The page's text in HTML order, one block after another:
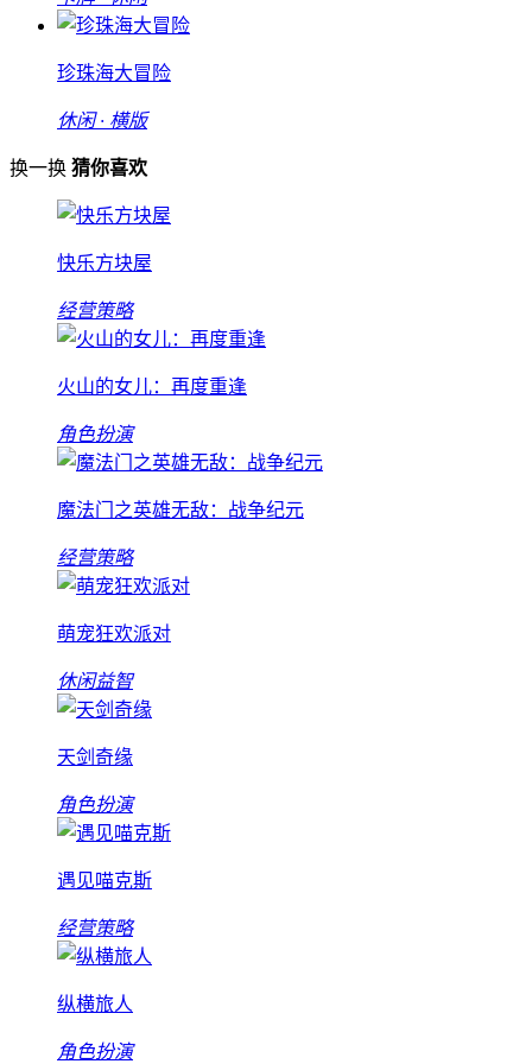
珍珠海大冒险
休闲 · 横版
换一换 猜你喜欢
快乐方块屋
经营策略
火山的女儿：再度重逢
角色扮演
魔法门之英雄无敌：战争纪元
经营策略
萌宠狂欢派对
休闲益智
天剑奇缘
角色扮演
遇见喵克斯
经营策略
纵横旅人
角色扮演